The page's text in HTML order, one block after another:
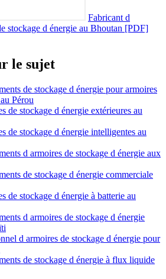
Fabricant d
stockage d énergie au Bhoutan [PDF]
le sujet
de stockage d énergie pour armoires
Pérou
de stockage d énergie extérieures au
de stockage d énergie intelligentes au
d armoires de stockage d énergie aux
de stockage d énergie commerciale
de stockage d énergie à batterie au
d armoires de stockage d énergie
d armoires de stockage d énergie pour
de stockage d énergie à flux liquide